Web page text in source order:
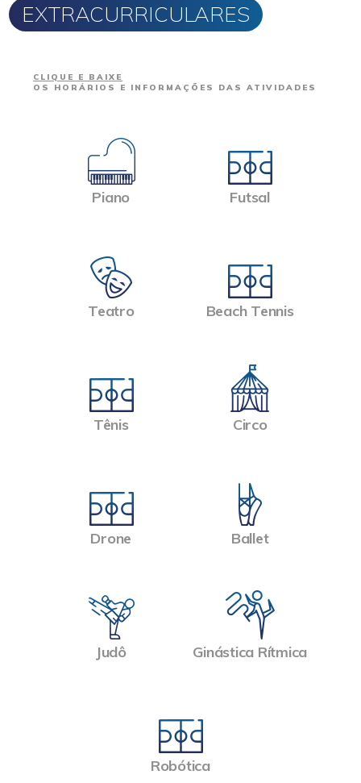
EXTRACURRICULARES
CLIQUE E BAIXE
OS HORÁRIOS E INFORMAÇÕES DAS ATIVIDADES
Piano Futsal
Teatro Beach Tennis
Tênis Circo
Drone Ballet
Judô Ginástica Rítmica
Robótica